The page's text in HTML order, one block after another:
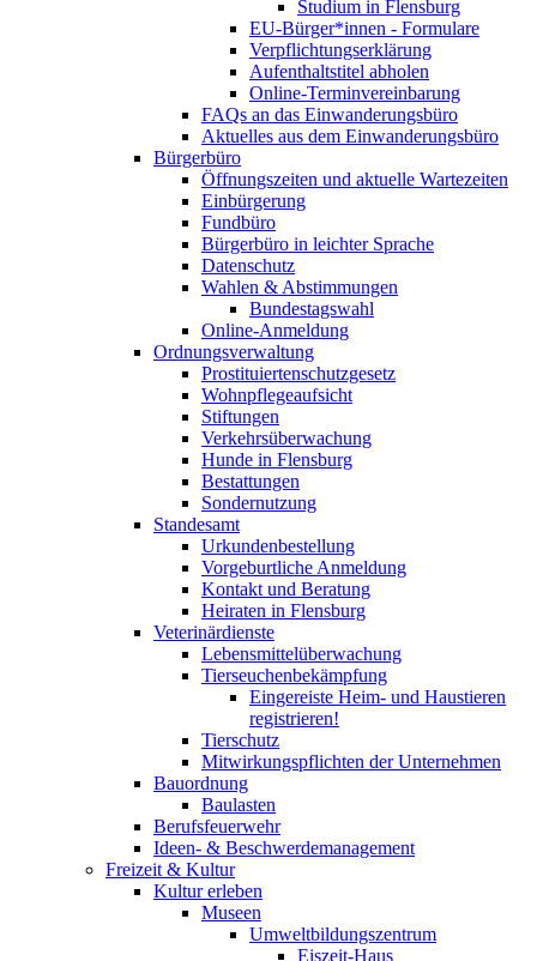
Studium in Flensburg
EU-Bürger*innen - Formulare
Verpflichtungserklärung
Aufenthaltstitel abholen
Online-Terminvereinbarung
FAQs an das Einwanderungsbüro
Aktuelles aus dem Einwanderungsbüro
Bürgerbüro
Öffnungszeiten und aktuelle Wartezeiten
Einbürgerung
Fundbüro
Bürgerbüro in leichter Sprache
Datenschutz
Wahlen & Abstimmungen
Bundestagswahl
Online-Anmeldung
Ordnungsverwaltung
Prostituiertenschutzgesetz
Wohnpflegeaufsicht
Stiftungen
Verkehrsüberwachung
Hunde in Flensburg
Bestattungen
Sondernutzung
Standesamt
Urkundenbestellung
Vorgeburtliche Anmeldung
Kontakt und Beratung
Heiraten in Flensburg
Veterinärdienste
Lebensmittelüberwachung
Tierseuchenbekämpfung
Eingereiste Heim- und Haustieren
registrieren!
Tierschutz
Mitwirkungspflichten der Unternehmen
Bauordnung
Baulasten
Berufsfeuerwehr
Ideen- & Beschwerdemanagement
Freizeit & Kultur
Kultur erleben
Museen
Umweltbildungszentrum
Eiszeit-Haus